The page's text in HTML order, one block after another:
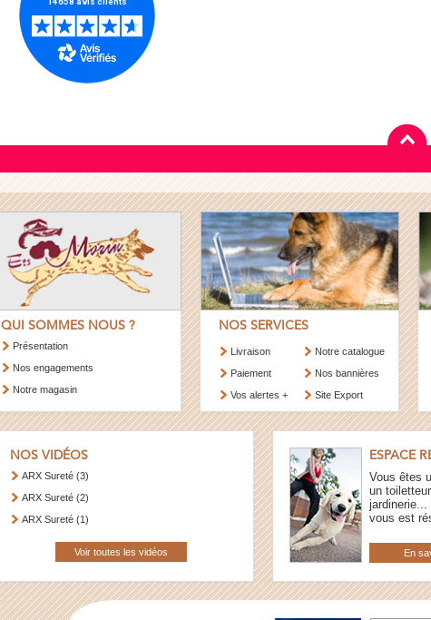
QUI SOMMES NOUS ?
Présentation
Nos engagements
Notre magasin
NOS SERVICES
Livraison
Paiement
Vos alertes +
Notre catalogue
Nos bannières
Site Export
NOS VIDÉOS
ARX Sureté (3)
ARX Sureté (2)
ARX Sureté (1)
Voir toutes les vidéos
ESPACE
Vous êtes
un
vous est
En